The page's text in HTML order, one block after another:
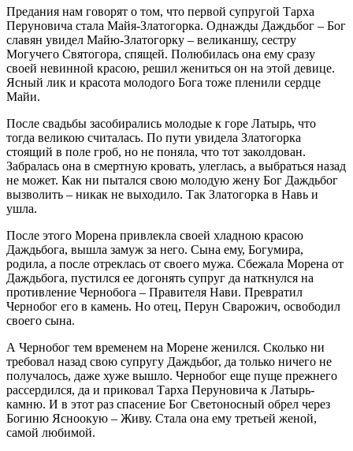
Предания нам говорят о том, что первой супругой Тарха
Перуновича стала Майя-Златогорка. Однажды Даждьбог – Бог
славян увидел Майю-Златогорку – великаншу, сестру
Могучего Святогора, спящей. Полюбилась она ему сразу
своей невинной красою, решил жениться он на этой девице.
Ясный лик и красота молодого Бога тоже пленили сердце
Майи.
После свадьбы засобирались молодые к горе Латырь, что
тогда великою считалась. По пути увидела Златогорка
стоящий в поле гроб, но не поняла, что тот заколдован.
Забралась она в смертную кровать, улеглась, а выбраться назад
не может. Как ни пытался свою молодую жену Бог Даждьбог
вызволить – никак не выходило. Так Златогорка в Навь и
ушла.
После этого Морена привлекла своей хладною красою
Даждьбога, вышла замуж за него. Сына ему, Богумира,
родила, а после отреклась от своего мужа. Сбежала Морена от
Даждьбога, пустился ее догонять супруг да наткнулся на
противление Чернобога – Правителя Нави. Превратил
Чернобог его в камень. Но отец, Перун Сварожич, освободил
своего сына.
А Чернобог тем временем на Морене женился. Сколько ни
требовал назад свою супругу Даждьбог, да только ничего не
получалось, даже хуже вышло. Чернобог еще пуще прежнего
рассердился, да и приковал Тарха Перуновича к Латырь-
камню. И в этот раз спасение Бог Светоносный обрел через
Богиню Ясноокую – Живу. Стала она ему третьей женой,
самой любимой.